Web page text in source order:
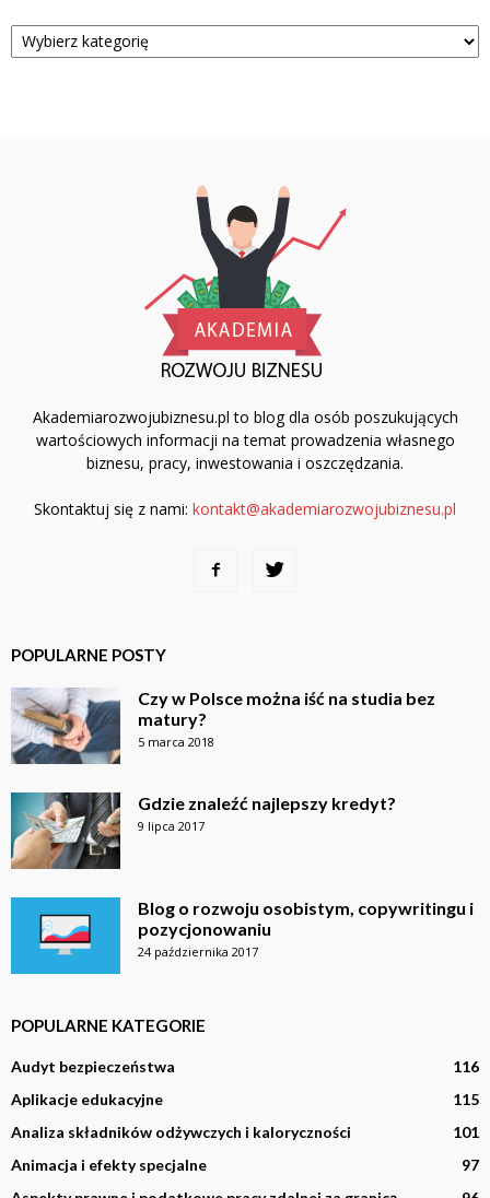
Kategorie
Akademiarozwojubiznesu.pl to blog dla osób poszukujących
wartościowych informacji na temat prowadzenia własnego
biznesu, pracy, inwestowania i oszczędzania.
Skontaktuj się z nami: kontakt@akademiarozwojubiznesu.pl
POPULARNE POSTY
Czy w Polsce można iść na studia bez
matury?
5 marca 2018
Gdzie znaleźć najlepszy kredyt?
9 lipca 2017
Blog o rozwoju osobistym, copywritingu i
pozycjonowaniu
24 października 2017
POPULARNE KATEGORIE
Audyt bezpieczeństwa
116
Aplikacje edukacyjne
115
Analiza składników odżywczych i kaloryczności
101
Animacja i efekty specjalne
97